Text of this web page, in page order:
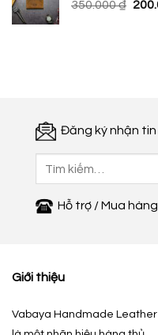
350.000₫ Giá
Đăng ký nhận tin
Hỗ trợ / Mua
Giới thiệu
Vabaya Handmade Leather